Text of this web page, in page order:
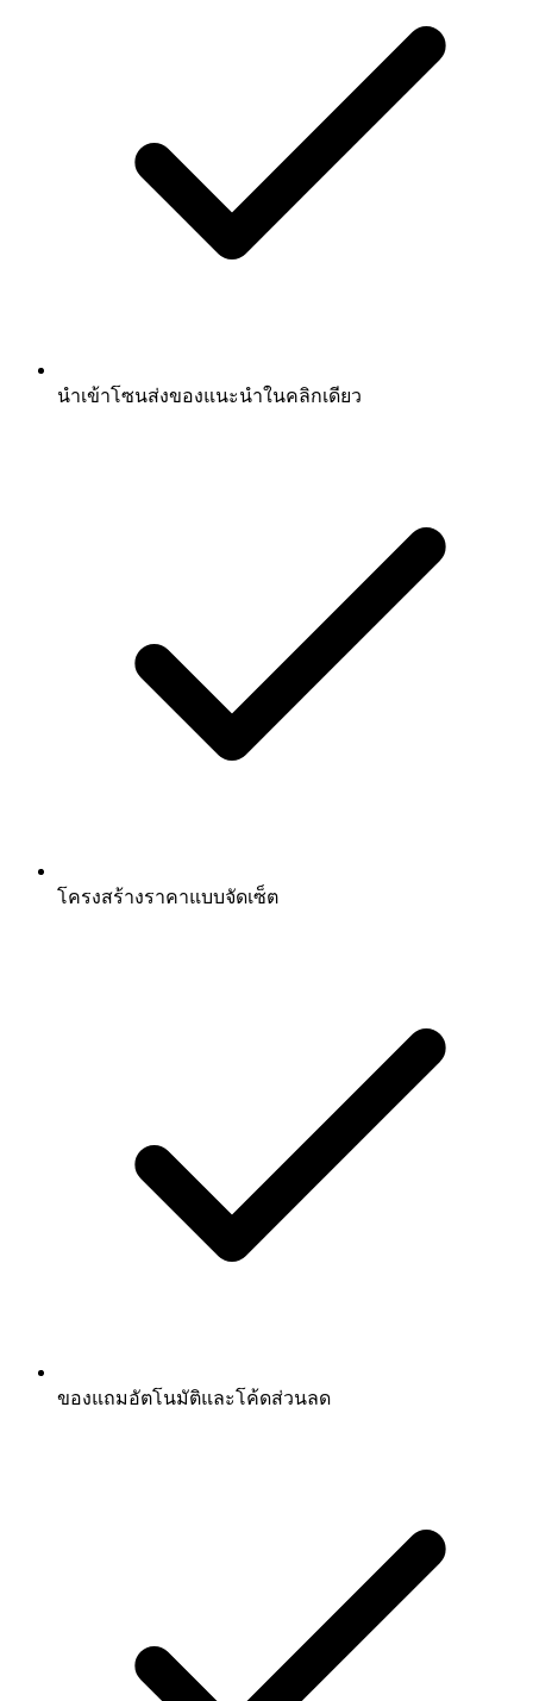
นำเข้าโซนส่งของแนะนำในคลิกเดียว
โครงสร้างราคาแบบจัดเซ็ต
ของแถมอัตโนมัติและโค้ดส่วนลด